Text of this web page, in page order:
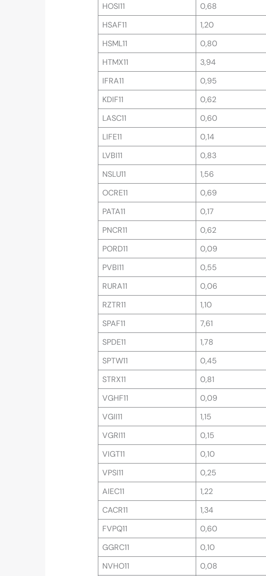
HOSI11
0,68
HSAF11
1,20
HSML11
0,80
HTMX11
3,94
IFRA11
0,95
KDIF11
0,62
LASC11
0,60
LIFE11
0,14
LVBI11
0,83
NSLU11
1,56
OCRE11
0,69
PATA11
0,17
PNCR11
0,62
PORD11
0,09
PVBI11
0,55
RURA11
0,06
RZTR11
1,10
SPAF11
7,61
SPDE11
1,78
SPTW11
0,45
STRX11
0,81
VGHF11
0,09
VGII11
1,15
VGRI11
0,15
VIGT11
0,10
VPSI11
0,25
AIEC11
1,22
CACR11
1,34
FVPQ11
0,60
GGRC11
0,10
NVHO11
0,08